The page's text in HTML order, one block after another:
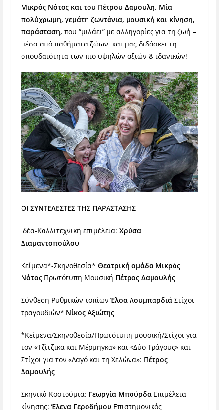
Μικρός Νότος και του Πέτρου Δαμουλή. Μία
πολύχρωμη, γεμάτη ζωντάνια, μουσική και κίνηση,
παράσταση, που “μιλάει” με αλληγορίες για τη ζωή –
μέσα από παθήματα ζώων- και μας διδάσκει τη
σπουδαιότητα των πιο υψηλών αξιών & ιδανικών!
ΟΙ ΣΥΝΤΕΛΕΣΤΕΣ ΤΗΣ ΠΑΡΑΣΤΑΣΗΣ
Ιδέα-Καλλιτεχνική επιμέλεια: Χρύσα
Διαμαντοπούλου
Κείμενα*-Σκηνοθεσία* Θεατρική ομάδα Μικρός
Νότος Πρωτότυπη Μουσική Πέτρος Δαμουλής
Σύνθεση Ρυθμικών τοπίων Έλσα Λουμπαρδιά Στίχοι
τραγουδιών* Νίκος Αξιώτης
*Κείμενα/Σκηνοθεσία/Πρωτότυπη μουσική/Στίχοι για
τον «Τζίτζικα και Μέρμηγκα» και «Δύο Τράγους» και
Στίχοι για τον «Λαγό και τη Χελώνα»: Πέτρος
Δαμουλής
Σκηνικό-Κοστούμια: Γεωργία Μπούρδα Επιμέλεια
κίνησης: Έλενα Γεροδήμου Eπιστημονικός